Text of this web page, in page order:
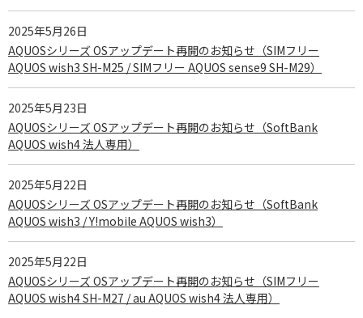
2025年5月26日
AQUOSシリーズ OSアップデート再開のお知らせ（SIMフリー
AQUOS wish3 SH-M25 / SIMフリー AQUOS sense9 SH-M29）
2025年5月23日
AQUOSシリーズ OSアップデート再開のお知らせ（SoftBank
AQUOS wish4 法人専用）
2025年5月22日
AQUOSシリーズ OSアップデート再開のお知らせ（SoftBank
AQUOS wish3 / Y!mobile AQUOS wish3）
2025年5月22日
AQUOSシリーズ OSアップデート再開のお知らせ（SIMフリー
AQUOS wish4 SH-M27 / au AQUOS wish4 法人専用）